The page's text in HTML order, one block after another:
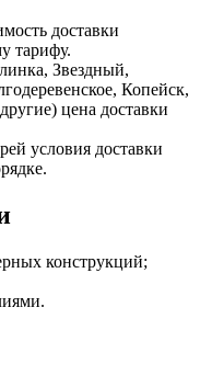
доставки
тарифу.
Звездный,
Копейск,
цена доставки
условия доставки
конструкций;